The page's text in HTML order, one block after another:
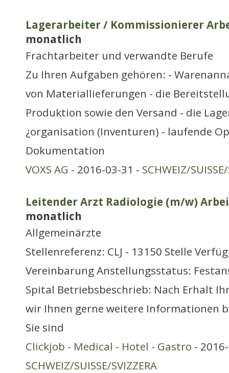
Lagerarbeiter / Kommissionierer
monatlich
Frachtarbeiter und verwandte Berufe
Zu Ihren Aufgaben gehören: -
von Materiallieferungen - die
Produktion sowie den Versand - die
¿organisation (Inventuren) - laufende
Dokumentation
VOXS AG - 2016-03-31 - SCHWEIZ/
Leitender Arzt Radiologie (m/w)
monatlich
Allgemeinärzte
Stellenreferenz: CLJ - 13150 Stelle
Vereinbarung Anstellungsstatus:
Spital Betriebsbeschrieb: Nach Erhalt
wir Ihnen gerne weitere Informationen
Sie sind
Clickjob - Medical - Hotel - Gastro -
SCHWEIZ/SUISSE/SVIZZERA